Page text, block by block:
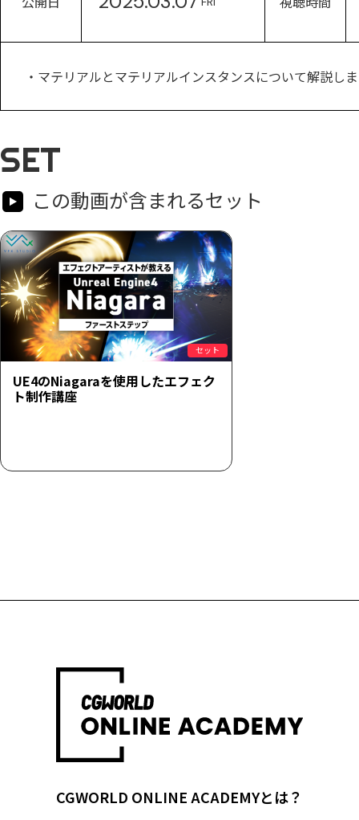
・マテリアルとマテリアルインスタンスについて解説し
SET
この動画が含まれるセット
セット
UE4のNiagaraを使用したエフェク
ト制作講座
CGWORLD ONLINE ACADEMYとは？